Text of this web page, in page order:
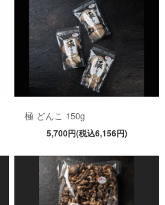
極 どんこ 150g
5,700円(税込6,156円)